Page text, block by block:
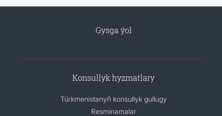
Gysga ýol
Konsullyk hyzmatlary
Türkmenistanyň konsullyk gullugy
Resminamalar